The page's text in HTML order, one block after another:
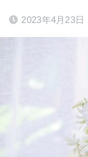
2023年4月23日